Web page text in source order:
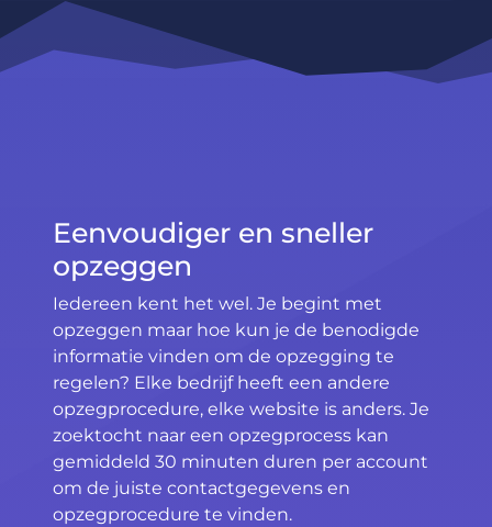
Eenvoudiger en sneller
opzeggen
Iedereen kent het wel. Je begint met
opzeggen maar hoe kun je de benodigde
informatie vinden om de opzegging te
regelen? Elke bedrijf heeft een andere
opzegprocedure, elke website is anders. Je
zoektocht naar een opzegprocess kan
gemiddeld 30 minuten duren per account
om de juiste contactgegevens en
opzegprocedure te vinden.